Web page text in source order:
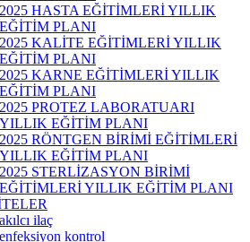
2025 HASTA EĞİTİMLERİ YILLIK
EĞİTİM PLANI
2025 KALİTE EĞİTİMLERİ YILLIK
EĞİTİM PLANI
2025 KARNE EĞİTİMLERİ YILLIK
EĞİTİM PLANI
2025 PROTEZ LABORATUARI
YILLIK EĞİTİM PLANI
2025 RÖNTGEN BİRİMİ EĞİTİMLERİ
YILLIK EĞİTİM PLANI
2025 STERLİZASYON BİRİMİ
EĞİTİMLERİ YILLIK EĞİTİM PLANI
akılcı ilaç
enfeksiyon kontrol